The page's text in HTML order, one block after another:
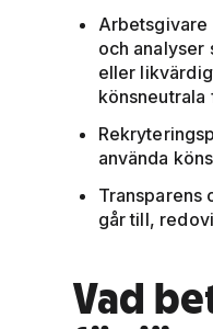
Arbetsgivare
och analyser
eller
använda
Transparens
går till,
Vad